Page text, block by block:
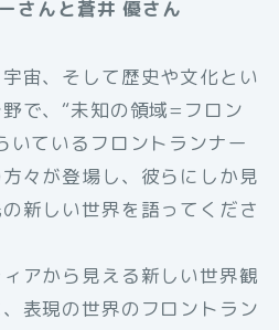
さんと蒼井 優さん
宙、そして歴史や文化とい
で、“未知の領域=フロン
いているフロントランナー
方々が登場し、彼らにしか見
新しい世界を語ってくださ
アから見える新しい世界観
表現の世界のフロントラン